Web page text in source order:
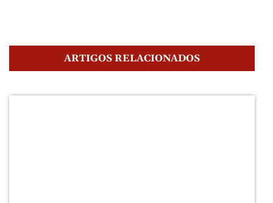
ARTIGOS RELACIONADOS